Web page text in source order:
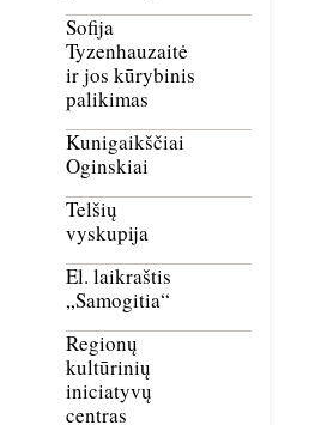
Sofija
Tyzenhauzaitė
ir jos kūrybinis
palikimas
Kunigaikščiai
Oginskiai
Telšių
vyskupija
El. laikraštis
„Samogitia“
Regionų
kultūrinių
iniciatyvų
centras